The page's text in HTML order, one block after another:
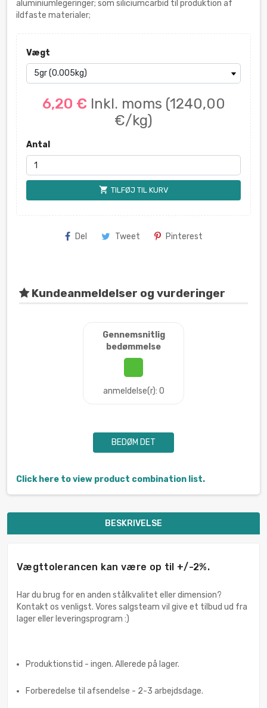
aluminiumlegeringer; som siliciumcarbid til produktion af
ildfaste materialer;
Vægt
6,20 € Inkl. moms (1240,00
€/kg)
Antal
shopping_cart TILFØJ TIL KURV
Del Tweet Pinterest
Kundeanmeldelser og vurderinger
Gennemsnitlig
bedømmelse
anmeldelse(r): 0
BEDØM DET
Click here to view product combination list.
BESKRIVELSE
Vægttolerancen kan være op til +/-2%.
Har du brug for en anden stålkvalitet eller dimension?
Kontakt os venligst. Vores salgsteam vil give et tilbud ud fra
lager eller leveringsprogram :)
Produktionstid - ingen. Allerede på lager.
Forberedelse til afsendelse - 2-3 arbejdsdage.